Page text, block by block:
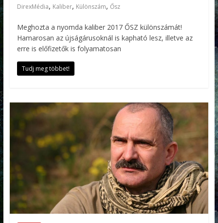
DirexMédia, Kaliber, Különszám, Ősz
Meghozta a nyomda kaliber 2017 ŐSZ különszámát!
Hamarosan az újságárusoknál is kapható lesz, illetve az
erre is előfizetők is folyamatosan
Tudj meg többet!